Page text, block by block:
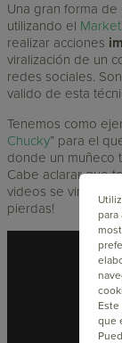
Una gran forma
utilizando el
realizar acciones
viralización de un
redes sociales.
valido de esta
Tenemos como
Chucky” para el
donde un muñeco
Cabe aclarar que
videos se
pierdas!
que